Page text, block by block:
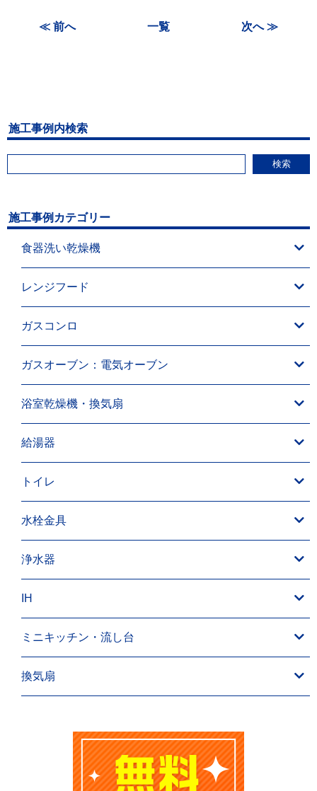
≪ 前へ 一覧 次へ ≫
施工事例内検索
検索
施工事例カテゴリー
食器洗い乾燥機
レンジフード
ガスコンロ
ガスオーブン：電気オーブン
浴室乾燥機・換気扇
給湯器
トイレ
水栓金具
浄水器
IH
ミニキッチン・流し台
換気扇